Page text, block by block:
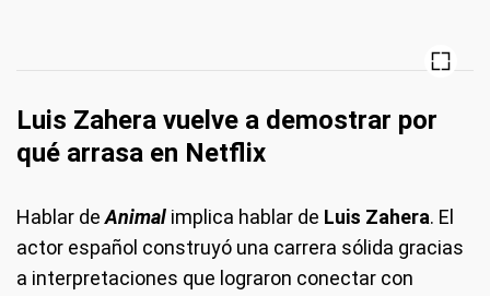
Luis Zahera vuelve a demostrar por
qué arrasa en Netflix
Hablar de Animal implica hablar de Luis Zahera. El
actor español construyó una carrera sólida gracias
a interpretaciones que lograron conectar con